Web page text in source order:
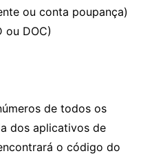
ou conta poupança)
ou DOC)
de todos os
dos aplicativos de
o código do